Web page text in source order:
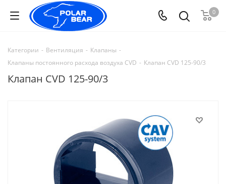
0
Категории - Вентиляция - Клапаны -
Клапаны постоянного расхода воздуха CVD - Клапан CVD 125-90/3
Клапан CVD 125-90/3